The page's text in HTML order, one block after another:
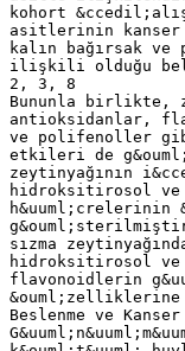
kohort
asitlerinin kanser
kalın bağırsak
ilişkili olduğu
2, 3, 8
Bununla birlikte,
antioksidanlar,
ve polifenoller
etkileri de
zeytinyağının
hidroksitirosol ve
h&uuml;crelerinin
sızma
hidroksitirosol
flavonoidlerin
&ouml;zelliklerine
Beslenme ve Kanser